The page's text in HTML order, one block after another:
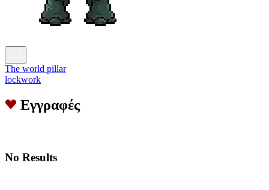
The world pillar
lockwork
Εγγραφές
No Results